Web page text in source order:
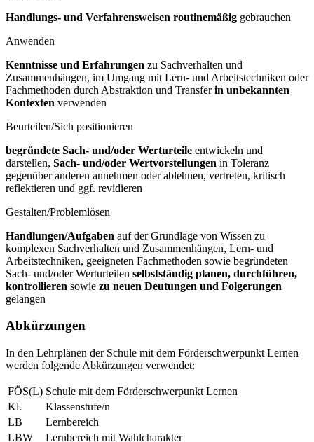
Handlungs- und Verfahrensweisen routinemäßig gebrauchen
Anwenden
Kenntnisse und Erfahrungen zu Sachverhalten und
Zusammenhängen, im Umgang mit Lern- und Arbeitstechniken oder
Fachmethoden durch Abstraktion und Transferin unbekannten
Kontexten verwenden
Beurteilen/Sich positionieren
begründete Sach- und/oder Werturteile entwickeln und
darstellen, Sach- und/oder Wertvorstellungen in Toleranz
gegenüber anderen annehmen oder ablehnen, vertreten, kritisch
reflektieren und ggf. revidieren
Gestalten/Problemlösen
Handlungen/Aufgaben auf der Grundlage von Wissen zu
komplexen Sachverhalten und Zusammenhängen, Lern- und
Arbeitstechniken, geeigneten Fachmethoden sowie begründeten
Sach- und/oder Werturteilen selbstständig planen, durchführen,
kontrollieren sowie zu neuen Deutungen und Folgerungen
gelangen
Abkürzungen
In den Lehrplänen der Schule mit dem Förderschwerpunkt Lernen
werden folgende Abkürzungen verwendet:
FÖS(L) Schule mit dem Förderschwerpunkt Lernen
Kl.
Klassenstufe/n
LB
Lernbereich
LBW
Lernbereich mit Wahlcharakter